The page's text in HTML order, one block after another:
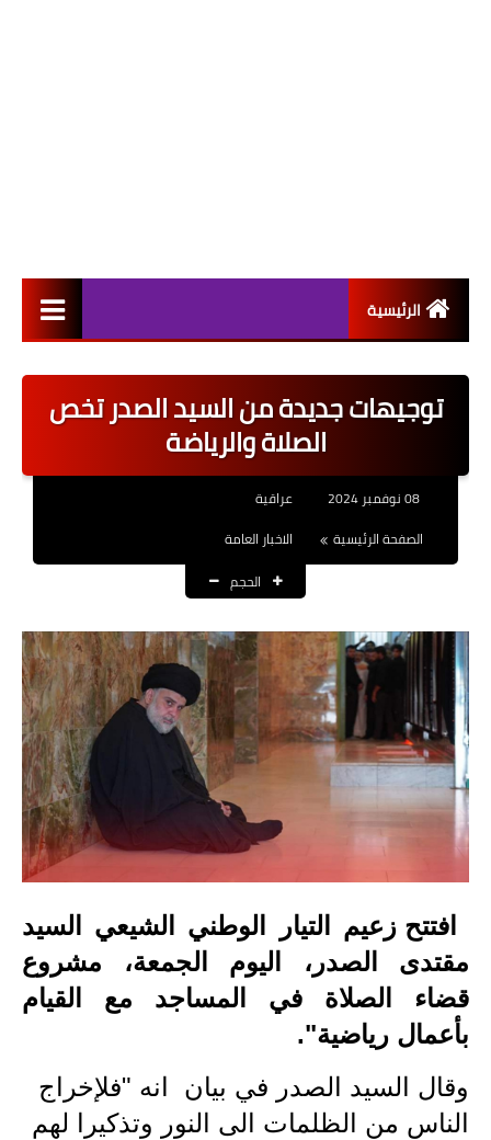
الرئيسية
اخبار القطاع العام
اخبار القطاع الخاص
العقود والاجور اليومية
الرواتب
القروض والسلف
المنح المالية
قطع الاراضي
الاخبار السياسية
الاخبار الامنية
الاخبار الاقتصادية
الاخبار الرياضية
المدارس
توجيهات جديدة من السيد الصدر تخص
الصلاة والرياضة
08 نوفمبر 2024
عراقية
الصفحة الرئيسية
الاخبار العامة
الحجم
افتتح زعيم التيار الوطني الشيعي السيد
مقتدى الصدر، اليوم الجمعة، مشروع
قضاء الصلاة في المساجد مع القيام
بأعمال رياضية".
وقال السيد الصدر في بيان انه "فلإخراج
الناس من الظلمات الى النور وتذكيرا لهم